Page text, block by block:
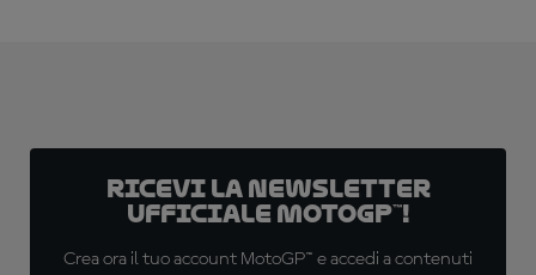
Ricevi la newsletter
ufficiale MotoGP™!
Crea ora il tuo account MotoGP™ e accedi a contenuti